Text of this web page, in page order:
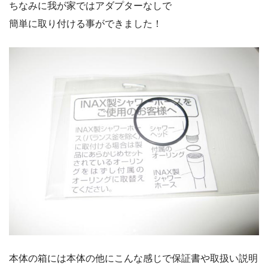
ちなみに我が家ではアダプターなしで
簡単に取り付ける事ができました！
本体の箱には本体の他にこんな感じで保証書や取扱い説明